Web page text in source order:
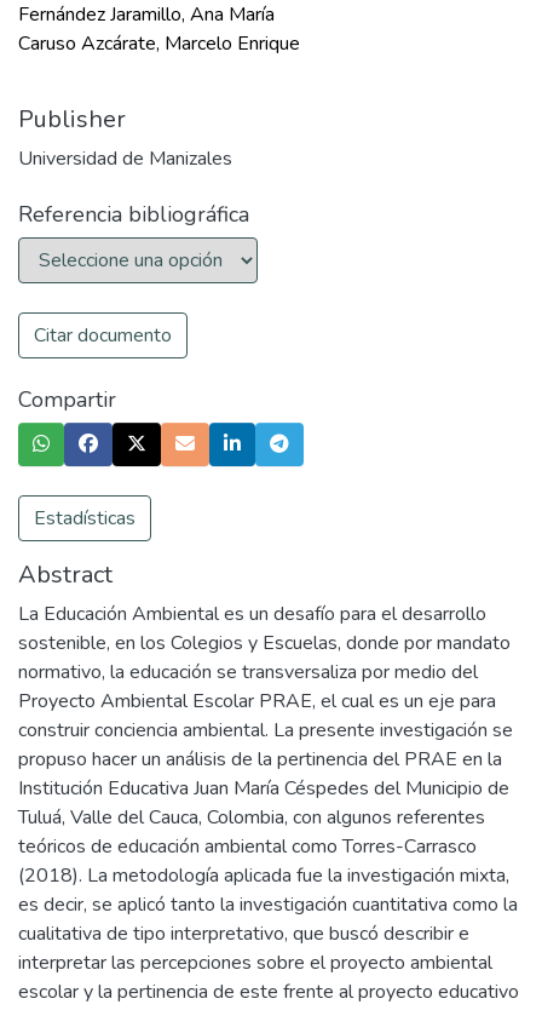
Fernández Jaramillo, Ana María
Caruso Azcárate, Marcelo Enrique
Publisher
Universidad de Manizales
Referencia bibliográfica
Citar documento
Compartir
Estadísticas
Abstract
La Educación Ambiental es un desafío para el desarrollo
sostenible, en los Colegios y Escuelas, donde por mandato
normativo, la educación se transversaliza por medio del
Proyecto Ambiental Escolar PRAE, el cual es un eje para
construir conciencia ambiental. La presente investigación se
propuso hacer un análisis de la pertinencia del PRAE en la
Institución Educativa Juan María Céspedes del Municipio de
Tuluá, Valle del Cauca, Colombia, con algunos referentes
teóricos de educación ambiental como Torres-Carrasco
(2018). La metodología aplicada fue la investigación mixta,
es decir, se aplicó tanto la investigación cuantitativa como la
cualitativa de tipo interpretativo, que buscó describir e
interpretar las percepciones sobre el proyecto ambiental
escolar y la pertinencia de este frente al proyecto educativo